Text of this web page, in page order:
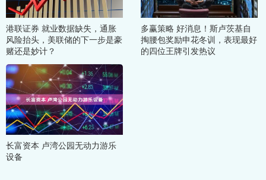
港联证券 就业数据缺失，通胀
风险抬头，美联储的下一步是豪
赌还是妙计？
多赢策略 好消息！斯卢茨基自
掏腰包奖励申花冬训，表现最好
的四位王牌引发热议
长富资本 卢湾公园无动力游乐
设备